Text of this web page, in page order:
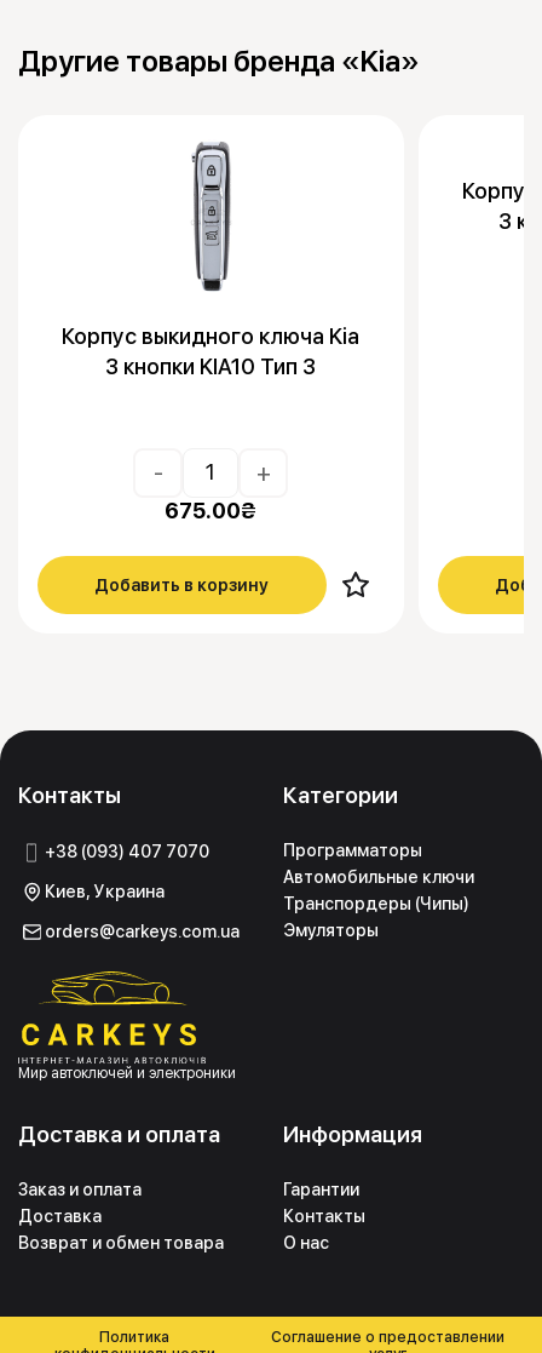
Другие товары бренда «Kia»
Корпус выкидного ключа Kia
3 кнопки KIA10 Тип 3
- +
675.00₴
Добавить в корзину
3
Контакты
+38 (093) 407 7070
Киев, Украина
orders@carkeys.com.ua
Мир автоключей и электроники
Категории
Программаторы
Автомобильные ключи
Транспордеры (Чипы)
Эмуляторы
Информация
Гарантии
Контакты
О нас
Доставка и оплата
Заказ и оплата
Доставка
Возврат и обмен товара
Политика
Соглашение о предоставлении